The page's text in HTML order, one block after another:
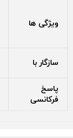
ویژگی ها
سازگار با
پاسخ
فرکانسی